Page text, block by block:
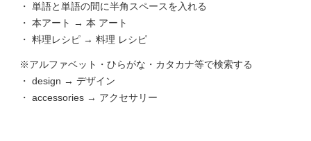
・ 単語と単語の間に半角スペースを入れる
・ 本アート → 本 アート
・ 料理レシピ → 料理 レシピ
※アルファベット・ひらがな・カタカナ等で検索する
・ design → デザイン
・ accessories → アクセサリー